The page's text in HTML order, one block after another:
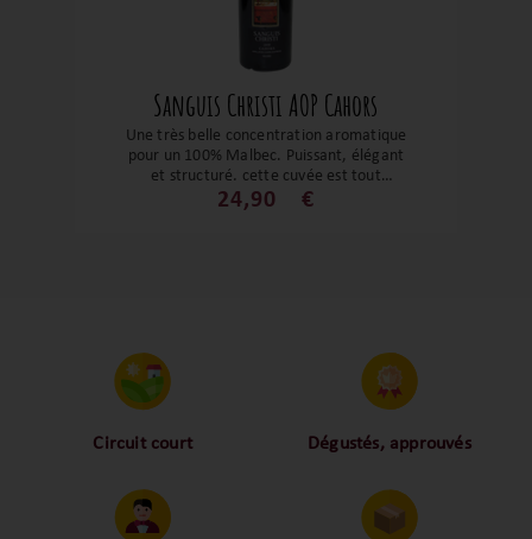
Sanguis Christi AOP Cahors
Une très belle concentration aromatique
pour un 100% Malbec. Puissant, élégant
et structuré, cette cuvée est tout
simplement incroyable ! Les épices, le
24,90 €
Circuit court
proche des consommateurs
! La proximité, le partage,
Dégustés, approuvés
approuvé toutes les
bouteilles sélectionnées,